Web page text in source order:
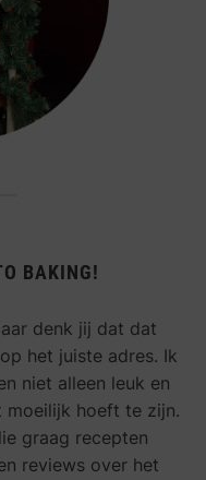
BAKING!
denk jij dat dat
het juiste adres. Ik
niet alleen leuk en
moeilijk hoeft te zijn.
graag recepten
reviews over het